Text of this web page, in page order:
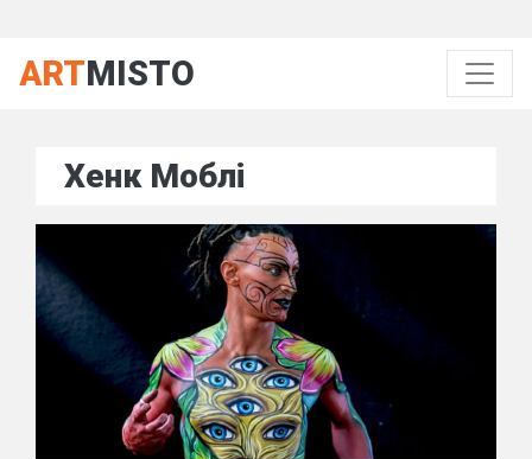
ARTMISTO
Хенк Моблі